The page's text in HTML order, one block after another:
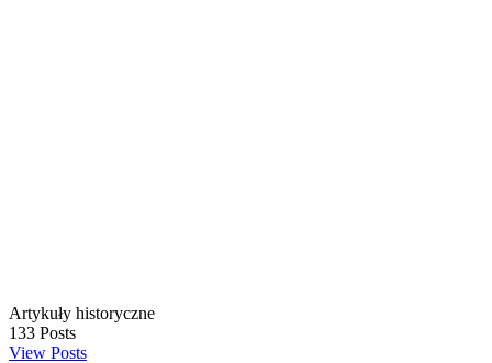
Artykuły historyczne
133 Posts
View Posts